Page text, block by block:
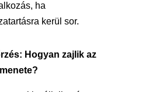
ha
kerül sor.
Hogyan zajlik az